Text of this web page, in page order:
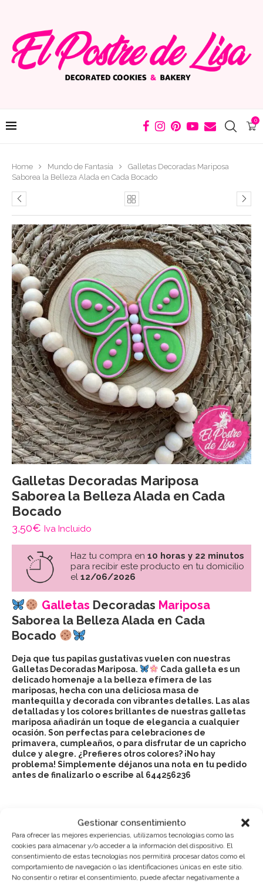
Gestionar consentimiento
Para ofrecer las mejores experiencias, utilizamos tecnologías como las
cookies para almacenar y/o acceder a la información del dispositivo. El
consentimiento de estas tecnologías nos permitirá procesar datos como el
comportamiento de navegación o las identificaciones únicas en este sitio.
No consentir o retirar el consentimiento, puede afectar negativamente a
0
Home Mundo de Fantasía
Galletas Decoradas Mariposa
Saborea la Belleza Alada en Cada Bocado
Galletas Decoradas Mariposa
Saborea la Belleza Alada en Cada
Bocado
3,50€ Iva Incluido
Haz tu compra en 10 horas y 22 minutos
para recibir este producto en tu domicilio
el 12/06/2026
Galletas Decoradas Mariposa
Saborea la Belleza Alada en Cada
Bocado
Deja que tus papilas gustativas vuelen con nuestras
Galletas Decoradas Mariposa.
Cada galleta es un
delicado homenaje a la belleza efímera de las
mariposas, hecha con una deliciosa masa de
mantequilla y decorada con vibrantes detalles. Las alas
detalladas y los colores brillantes de nuestras galletas
mariposa añadirán un toque de elegancia a cualquier
ocasión. Son perfectas para celebraciones de
primavera, cumpleaños, o para disfrutar de un capricho
dulce y alegre. ¿Prefieres otros colores? ¡No hay
problema! Simplemente déjanos una nota en tu pedido
antes de finalizarlo o escribe al 644256236
Puedes consultar los ingredientesaquí.
AÑADIR AL CARRITO